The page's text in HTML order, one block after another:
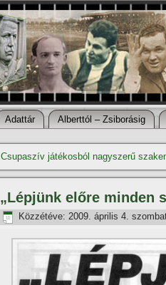
Adattár Alberttól – Zsiborásig
Csupaszí­v játékosból nagyszerű
„Lépjünk előre minden
Közzétéve: 2009. április 4.